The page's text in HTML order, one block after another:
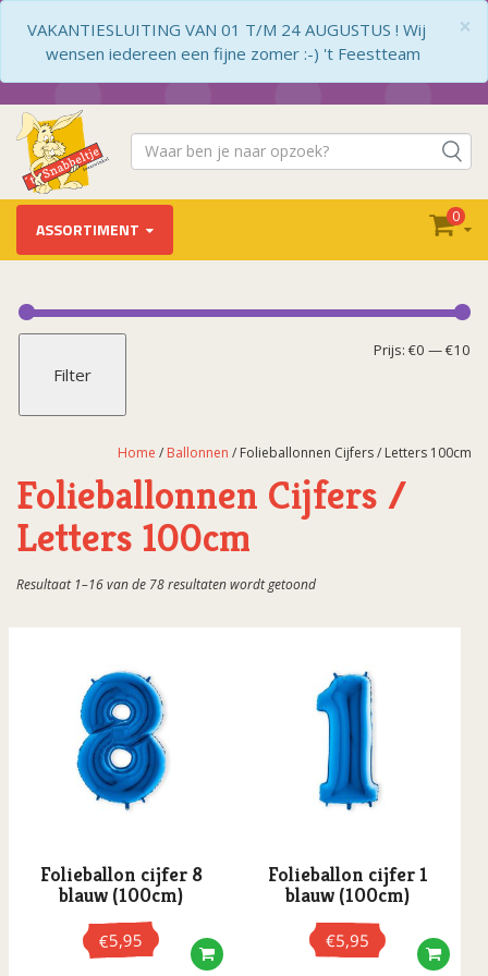
×
VAKANTIESLUITING VAN 01 T/M 24 AUGUSTUS ! Wij
wensen iedereen een fijne zomer :-) 't Feestteam
ASSORTIMENT
0
Ballon Accessoires
Ballon Deco Kit
Folieballonnen Airloonz
Folieballonnen Baby
Folieballonnen Beterschap
Folieballonnen Cijfers / Letters 100cm
Folieballonnen Cijfers / Letters 36cm
Folieballonnen Dieren
Folieballonnen Diversen
Folieballonnen Geslaagd
Folieballonnen Huwelijk/Jubileum
Folieballonnen Kinderen
Folieballonnen Leeftijden
Folieballonnen Natuur
Folieballonnen Nieuw huis
Folieballonnen Pensioen
Filter
Prijs: €0 —€10
Home / Ballonnen / Folieballonnen Cijfers / Letters 100cm
Folieballonnen Cijfers /
Letters 100cm
Resultaat 1–16 van de 78 resultaten wordt getoondGesorteerd
populariteit
Folieballon cijfer 8
blauw (100cm)
€5,95
Folieballon cijfer 1
blauw (100cm)
€5,95